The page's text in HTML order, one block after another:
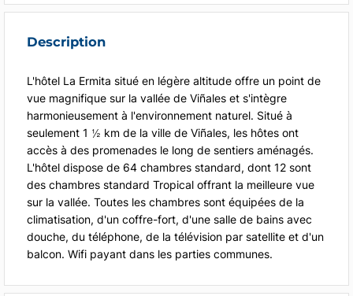
Description
L'hôtel La Ermita situé en légère altitude offre un point de
vue magnifique sur la vallée de Viñales et s'intègre
harmonieusement à l'environnement naturel. Situé à
seulement 1 ½ km de la ville de Viñales, les hôtes ont
accès à des promenades le long de sentiers aménagés.
L'hôtel dispose de 64 chambres standard, dont 12 sont
des chambres standard Tropical offrant la meilleure vue
sur la vallée. Toutes les chambres sont équipées de la
climatisation, d'un coffre-fort, d'une salle de bains avec
douche, du téléphone, de la télévision par satellite et d'un
balcon. Wifi payant dans les parties communes.